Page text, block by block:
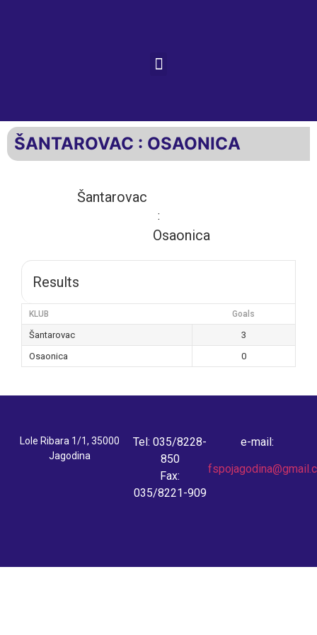
ŠANTAROVAC : OSAONICA
Šantarovac
:
Osaonica
Results
KLUB Goals
Šantarovac
3
Osaonica
0
Lole Ribara 1/1, 35000
Jagodina
Tel: 035/8228-
850
Fax:
035/8221-909
e-mail: